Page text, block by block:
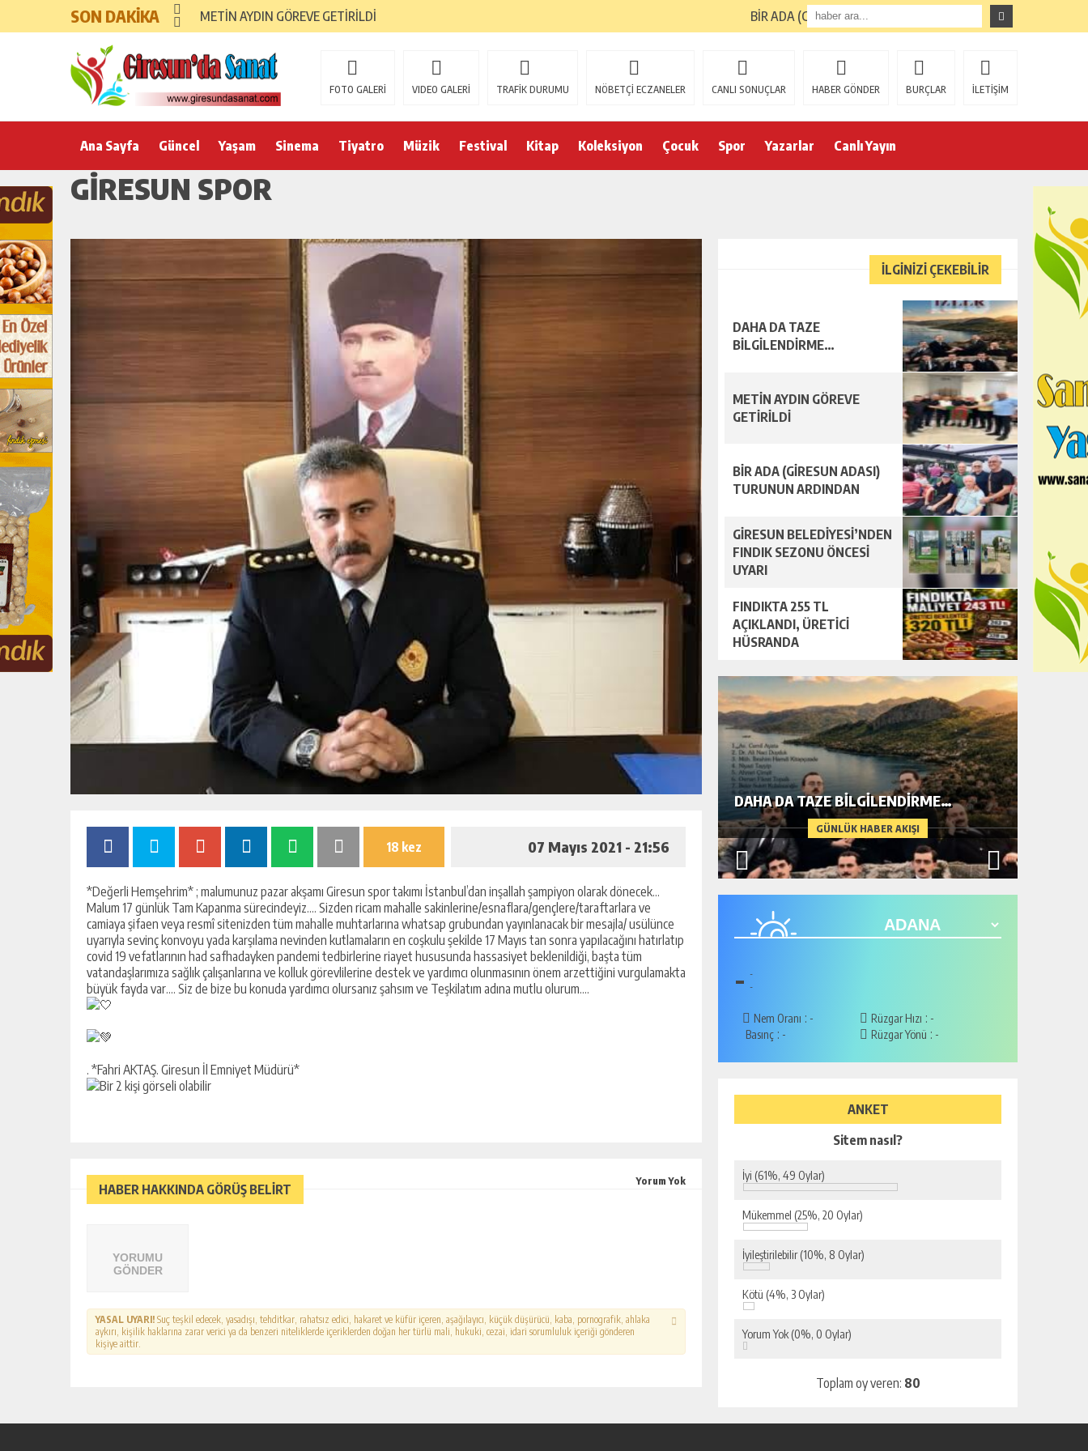
SON DAKİKA METİN AYDIN GÖREVE GETİRİLDİ BİR ADA (GİRESUN ADASI) TURUNUN ARDINDAN
FOTO GALERİ VIDEO GALERİ TRAFİK DURUMU NÖBETÇİ ECZANELER CANLI SONUÇLAR HABER GÖNDER BURÇLAR İLETİŞİM
Ana Sayfa Güncel Yaşam Sinema Tiyatro Müzik Festival Kitap Koleksiyon Çocuk Spor Yazarlar Canlı Yayın
GIRESUN SPOR
18 kez 07 Mayıs 2021 - 21:56
*Değerli Hemşehrim* ; malumunuz pazar akşamı Giresun spor takımı İstanbul’dan inşallah şampiyon olarak dönecek…
Malum 17 günlük Tam Kapanma sürecindeyiz…. Sizden ricam mahalle sakinlerine/esnaflara/gençlere/taraftarlara ve
camiaya şifaen veya resmî sitenizden tüm mahalle muhtarlarına whatsap grubundan yayınlanacak bir mesajla/ usülünce
uyarıyla sevinç konvoyu yada karşılama nevinden kutlamaların en coşkulu şekilde 17 Mayıs tan sonra yapılacağını hatırlatıp
covid 19 vefatlarının had safhadayken pandemi tedbirlerine riayet hususunda hassasiyet beklenildiği, başta tüm
vatandaşlarımıza sağlık çalışanlarına ve kolluk görevlilerine destek ve yardımcı olunmasının önem arzettiğini vurgulamakta
büyük fayda var…. Siz de bize bu konuda yardımcı olursanız şahsım ve Teşkilatım adına mutlu olurum….
. *Fahri AKTAŞ. Giresun İl Emniyet Müdürü*
HABER HAKKINDA GÖRÜŞ BELİRT
Yorum Yok
YORUMU
GÖNDER
YASAL UYARI! Suç teşkil edecek, yasadışı, tehditkar, rahatsız edici, hakaret ve küfür içeren, aşağılayıcı, küçük düşürücü, kaba, pornografik, ahlaka
aykırı, kişilik haklarına zarar verici ya da benzeri niteliklerde içeriklerden doğan her türlü mali, hukuki, cezai, idari sorumluluk içeriği gönderen
kişiye aittir.
İLGİNİZİ ÇEKEBİLİR
DAHA DA TAZE
BİLGİLENDİRME…
METİN AYDIN GÖREVE
GETİRİLDİ
BİR ADA (GİRESUN ADASI)
TURUNUN ARDINDAN
GİRESUN BELEDİYESİ’NDEN
FINDIK SEZONU ÖNCESİ
UYARI
FINDIKTA 255 TL
AÇIKLANDI, ÜRETİCİ
HÜSRANDA
GÜNLÜK HABER AKIŞI
DAHA DA TAZE BİLGİLENDİRME…
- -
-
Nem Oranı : -
Basınç : -
Rüzgar Hızı : -
Rüzgar Yönü : -
ANKET
Sitem nasıl?
İyi (61%, 49 Oylar)
Mükemmel (25%, 20 Oylar)
İyileştirilebilir(10%, 8 Oylar)
Kötü (4%, 3 Oylar)
Yorum Yok (0%, 0 Oylar)
Toplam oy veren: 80